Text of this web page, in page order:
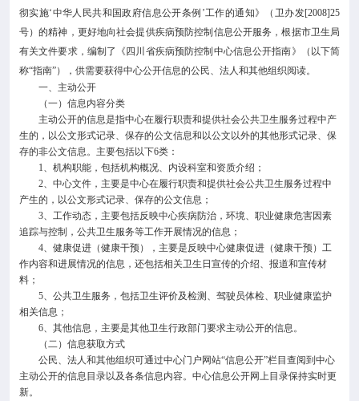
科研培训 
科普园地 
学术期刊
在线互动 
政务公开 
彻实施‘中华人民共和国政府信息公开条例’工作的通知》（卫办发[2008]25
号）的精神，更好地向社会提供疾病预防控制信息公开服务，根据市卫生局
有关文件要求，编制了《四川省疾病预防控制中心信息公开指南》（以下简
称“指南”），供需要获得中心公开信息的公民、法人和其他组织阅读。
一、主动公开
（一）信息内容分类
主动公开的信息是指中心在履行职责和提供社会公共卫生服务过程中产
生的，以公文形式记录、保存的公文信息和以公文以外的其他形式记录、保
存的非公文信息。主要包括以下6类：
1、机构职能，包括机构概况、内设科室和资质介绍；
2、中心文件，主要是中心在履行职责和提供社会公共卫生服务过程中
产生的，以公文形式记录、保存的公文信息；
3、工作动态，主要包括反映中心疾病防治，环境、职业健康危害因素
追踪与控制，公共卫生服务等工作开展情况的信息；
4、健康促进（健康干预），主要是反映中心健康促进（健康干预）工
作内容和进展情况的信息，还包括相关卫生日宣传的介绍、报道和宣传材
料；
5、公共卫生服务，包括卫生评价及检测、驾驶员体检、职业健康监护
相关信息；
6、其他信息，主要是其他卫生行政部门要求主动公开的信息。
（二）信息获取方式
公民、法人和其他组织可通过中心门户网站“信息公开”栏目查阅到中心
主动公开的信息目录以及各条信息内容。中心信息公开网上目录保持实时更
新。